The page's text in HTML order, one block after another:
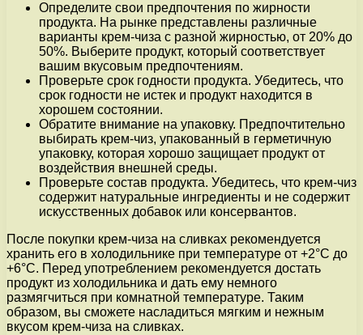
Определите свои предпочтения по жирности
продукта. На рынке представлены различные
варианты крем-чиза с разной жирностью, от 20% до
50%. Выберите продукт, который соответствует
вашим вкусовым предпочтениям.
Проверьте срок годности продукта. Убедитесь, что
срок годности не истек и продукт находится в
хорошем состоянии.
Обратите внимание на упаковку. Предпочтительно
выбирать крем-чиз, упакованный в герметичную
упаковку, которая хорошо защищает продукт от
воздействия внешней среды.
Проверьте состав продукта. Убедитесь, что крем-чиз
содержит натуральные ингредиенты и не содержит
искусственных добавок или консервантов.
После покупки крем-чиза на сливках рекомендуется
хранить его в холодильнике при температуре от +2°C до
+6°C. Перед употреблением рекомендуется достать
продукт из холодильника и дать ему немного
размягчиться при комнатной температуре. Таким
образом, вы сможете насладиться мягким и нежным
вкусом крем-чиза на сливках.